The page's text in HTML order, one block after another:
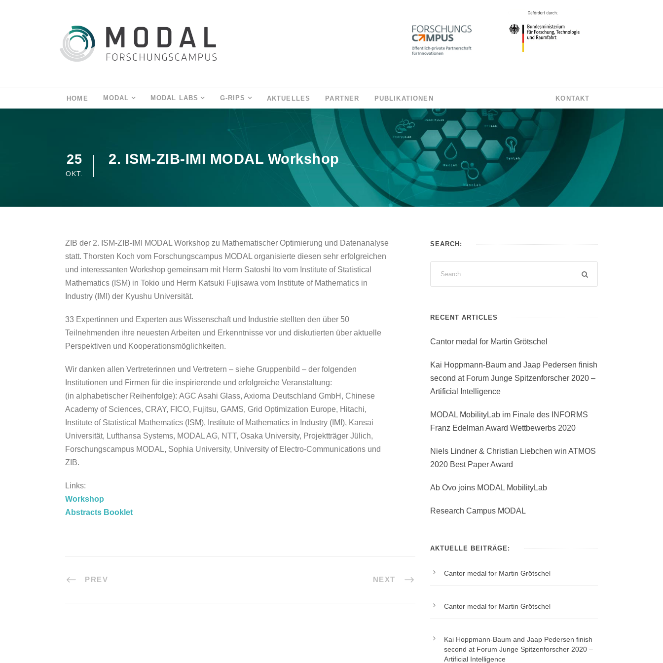
HOME MODAL MODAL LABS G-RIPS AKTUELLES PARTNER PUBLIKATIONEN KONTAKT
25
OKT.
2. ISM-ZIB-IMI MODAL Workshop
ZIB der 2. ISM-ZIB-IMI MODAL Workshop zu Mathematischer Optimierung und Datenanalyse
statt. Thorsten Koch vom Forschungscampus MODAL organisierte diesen sehr erfolgreichen
und interessanten Workshop gemeinsam mit Herrn Satoshi Ito vom Institute of Statistical
Mathematics (ISM) in Tokio und Herrn Katsuki Fujisawa vom Institute of Mathematics in
Industry (IMI) der Kyushu Universität.
33 Expertinnen und Experten aus Wissenschaft und Industrie stellten den über 50
Teilnehmenden ihre neuesten Arbeiten und Erkenntnisse vor und diskutierten über aktuelle
Perspektiven und Kooperationsmöglichkeiten.
Wir danken allen Vertreterinnen und Vertretern – siehe Gruppenbild – der folgenden
Institutionen und Firmen für die inspirierende und erfolgreiche Veranstaltung:
(in alphabetischer Reihenfolge): AGC Asahi Glass, Axioma Deutschland GmbH, Chinese
Academy of Sciences, CRAY, FICO, Fujitsu, GAMS, Grid Optimization Europe, Hitachi,
Institute of Statistical Mathematics (ISM), Institute of Mathematics in Industry (IMI), Kansai
Universität, Lufthansa Systems, MODAL AG, NTT, Osaka University, Projektträger Jülich,
Forschungscampus MODAL, Sophia University, University of Electro-Communications und
ZIB.
Links:
Workshop
Abstracts Booklet
PREV NEXT
SEARCH:
RECENT ARTICLES
Cantor medal for Martin Grötschel
Kai Hoppmann-Baum and Jaap Pedersen finish
second at Forum Junge Spitzenforscher 2020 –
Artificial Intelligence
MODAL MobilityLab im Finale des INFORMS
Franz Edelman Award Wettbewerbs 2020
Niels Lindner & Christian Liebchen win ATMOS
2020 Best Paper Award
Ab Ovo joins MODAL MobilityLab
Research Campus MODAL
AKTUELLE BEITRÄGE:
Cantor medal for Martin Grötschel
Cantor medal for Martin Grötschel
Kai Hoppmann-Baum and Jaap Pedersen finish
second at Forum Junge Spitzenforscher 2020 –
Artificial Intelligence